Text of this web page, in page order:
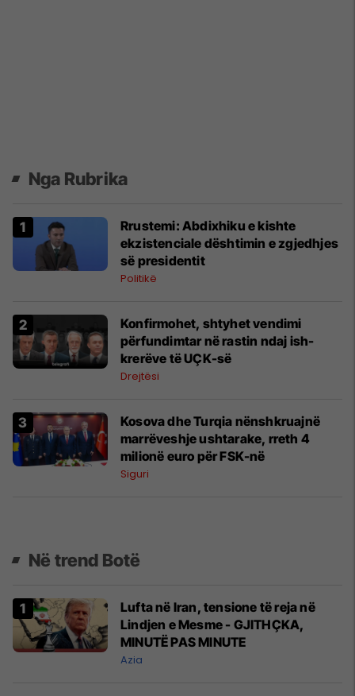
Nga Rubrika
Rrustemi: Abdixhiku e kishte
ekzistenciale dështimin e zgjedhjes
së presidentit
Politikë
Konfirmohet, shtyhet vendimi
përfundimtar në rastin ndaj ish-
krerëve të UÇK-së
Drejtësi
Kosova dhe Turqia nënshkruajnë
marrëveshje ushtarake, rreth 4
milionë euro për FSK-në
Siguri
Në trend Botë
Lufta në Iran, tensione të reja në
Lindjen e Mesme - GJITHÇKA,
MINUTË PAS MINUTE
Azia